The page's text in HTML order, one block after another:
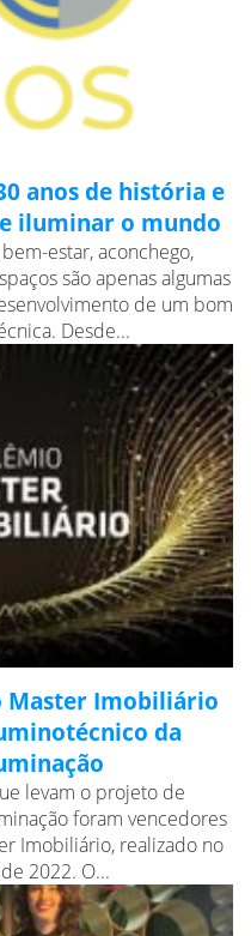
anos de história e
iluminar o mundo
estar, aconchego,
são apenas algumas
de um bom
Desde...
Master Imobiliário
da
levam o projeto de
foram vencedores
Imobiliário, realizado no
2022. O...